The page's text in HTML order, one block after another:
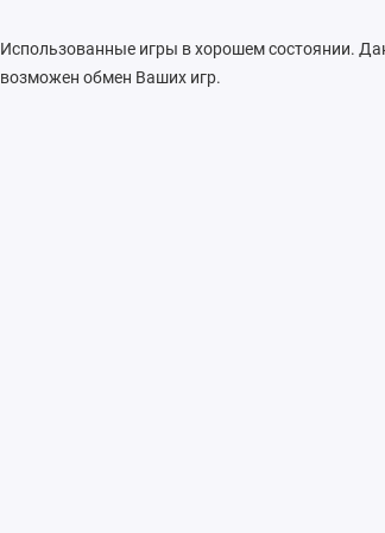
Использованные игры в хорошем состоянии.
возможен обмен Ваших игр.